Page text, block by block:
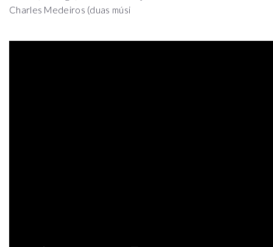
Charles Medeiros (duas músi